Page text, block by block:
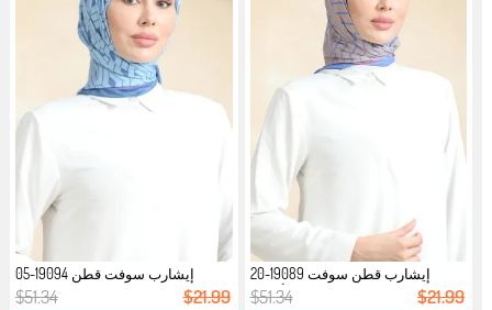
إيشارب قطن سوفت 19089-20
فيزون أزرق...
$51.34 $21.99
إيشارب سوفت قطن 19094-05
انديجو...
$51.34 $21.99